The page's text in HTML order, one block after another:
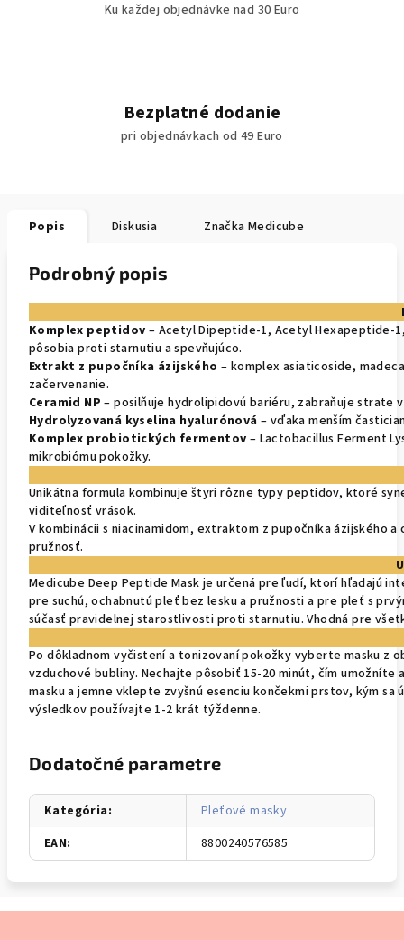
Ku každej objednávke nad 30 Euro
Bezplatné dodanie
pri objednávkach od 49 Euro
Popis Diskusia Značka Medicube
Podrobný popis
Komplex peptidov – Acetyl Dipeptide-1, Acetyl Hexapeptide-
pôsobia proti starnutiu a spevňujúco.
Extrakt z pupočníka ázijského – komplex asiaticoside,
začervenanie.
Ceramid NP – posilňuje hydrolipidovú bariéru, zabraňuje strate
Hydrolyzovaná kyselina hyalurónová – vďaka menším
Komplex probiotických fermentov – Lactobacillus Ferment
mikrobiómu pokožky.
Unikátna formula kombinuje štyri rôzne typy peptidov, ktoré
viditeľnosť vrások.
V kombinácii s niacinamidom, extraktom z pupočníka ázijského
pružnosť.
Medicube Deep Peptide Mask je určená pre ľudí, ktorí hľadajú
pre suchú, ochabnutú pleť bez lesku a pružnosti a pre pleť s
súčasť pravidelnej starostlivosti proti starnutiu. Vhodná pre
Po dôkladnom vyčistení a tonizovaní pokožky vyberte masku
vzduchové bubliny. Nechajte pôsobiť 15-20 minút, čím
masku a jemne vklepte zvyšnú esenciu končekmi prstov, kým
výsledkov používajte 1-2 krát týždenne.
Dodatočné parametre
Kategória:
Pleťové masky
EAN: 8800240576585